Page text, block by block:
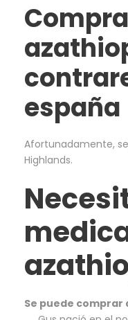
españa
Afortunadamente,
Highlands.
Se puede